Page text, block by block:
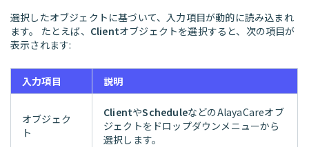
選択したオブジェクトに基づいて、入力項目が動的に読み込まれ
ます。 たとえば、 Clientオブジェクトを選択すると、次の項目が
表示されます:
入力項目 説明
オブジェク
ト
ClientやScheduleなどのAlayaCareオブ
ジェクトをドロップダウンメニューから
選択します。